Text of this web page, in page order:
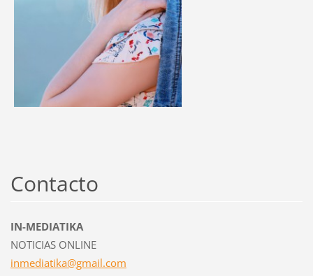
Contacto
IN-MEDIATIKA
NOTICIAS ONLINE
inmediatika@gmail.com